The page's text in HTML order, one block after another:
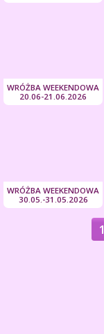
WRÓŻBA WEEKENDOWA
20.06-21.06.2026
WRÓŻBA WEEKENDOWA
30.05.-31.05.2026
1